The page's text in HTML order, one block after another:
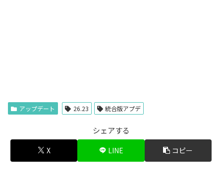
アップデート 26.23 統合版アプデ
シェアする
X LINE コピー